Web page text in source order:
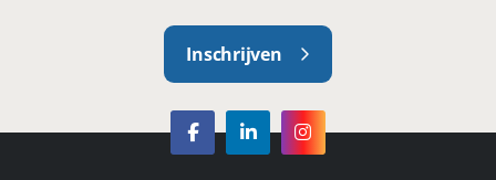
Inschrijven